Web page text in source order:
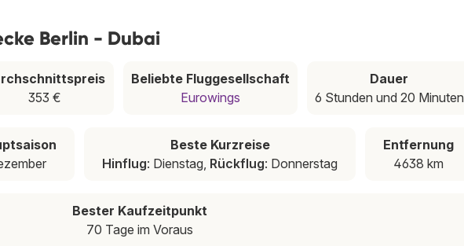
Berlin - Dubai
353 €
Beliebte Fluggesellschaft
Eurowings
Dauer
6 Stunden und 20 Minuten
Beste Kurzreise
Hinflug: Dienstag, Rückflug: Donnerstag
Entfernung
4638 km
Bester Kaufzeitpunkt
70 Tage im Voraus